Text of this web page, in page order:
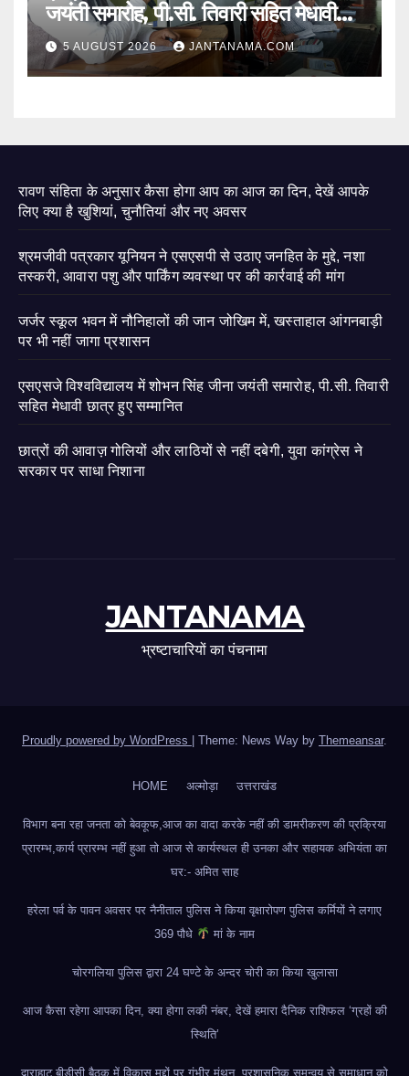
जयंती समारोह, पी.सी. तिवारी सहित मेधावी
छात्र हुए सम्मानित
5 AUGUST 2026 JANTANAMA.COM
रावण संहिता के अनुसार कैसा होगा आप का आज का दिन, देखें आपके
लिए क्या है खुशियां, चुनौतियां और नए अवसर
श्रमजीवी पत्रकार यूनियन ने एसएसपी से उठाए जनहित के मुद्दे, नशा
तस्करी, आवारा पशु और पार्किंग व्यवस्था पर की कार्रवाई की मांग
जर्जर स्कूल भवन में नौनिहालों की जान जोखिम में, खस्ताहाल आंगनबाड़ी
पर भी नहीं जागा प्रशासन
एसएसजे विश्वविद्यालय में शोभन सिंह जीना जयंती समारोह, पी.सी. तिवारी
सहित मेधावी छात्र हुए सम्मानित
छात्रों की आवाज़ गोलियों और लाठियों से नहीं दबेगी, युवा कांग्रेस ने
सरकार पर साधा निशाना
JANTANAMA
भ्रष्टाचारियों का पंचनामा
Proudly powered by WordPress Theme: News Way by Themeansar.
HOME अल्मोड़ा उत्तराखंड
विभाग बना रहा जनता को बेवकूफ,आज का वादा करके नहीं की डामरीकरण की प्रक्रिया
प्रारम्भ,कार्य प्रारम्भ नहीं हुआ तो आज से कार्यस्थल ही उनका और सहायक अभियंता का
घर:- अमित साह
हरेला पर्व के पावन अवसर पर नैनीताल पुलिस ने किया वृक्षारोपण पुलिस कर्मियों ने लगाए
369 पौधे
मां के नाम
चोरगलिया पुलिस द्वारा 24 घण्टे के अन्दर चोरी का किया खुलासा
आज कैसा रहेगा आपका दिन, क्या होगा लकी नंबर, देखें हमारा दैनिक राशिफल ‘ग्रहों की
स्थिति’
द्वाराहाट बीडीसी बैठक में विकास मुद्दों पर गंभीर मंथन, प्रशासनिक समन्वय से समाधान को